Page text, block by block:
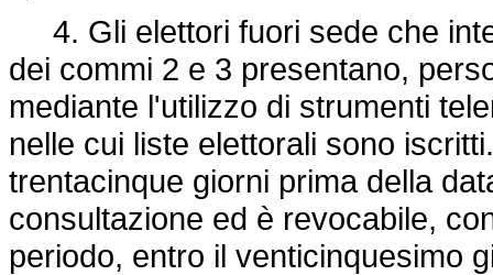
4. Gli elettori fuori sede che
dei commi 2 e 3 presentano,
mediante l'utilizzo di strumenti
nelle cui liste elettorali sono
trentacinque giorni prima della
consultazione ed è revocabile,
periodo, entro il venticinquesimo